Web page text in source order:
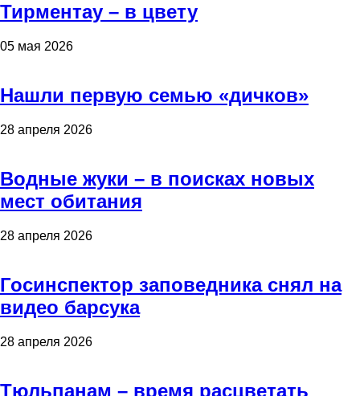
Тирментау – в цвету
05 мая 2026
Нашли первую семью «дичков»
28 апреля 2026
Водные жуки – в поисках новых
мест обитания
28 апреля 2026
Госинспектор заповедника снял на
видео барсука
28 апреля 2026
Тюльпанам – время расцветать